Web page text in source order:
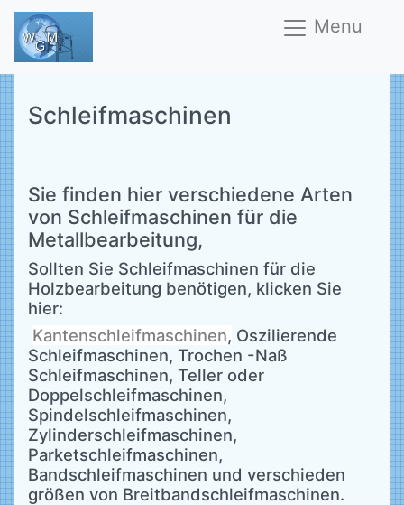
Menu
Schleifmaschinen
Sie finden hier verschiedene Arten
von Schleifmaschinen für die
Metallbearbeitung,
Sollten Sie Schleifmaschinen für die
Holzbearbeitung benötigen, klicken Sie
hier:
Kantenschleifmaschinen, Oszilierende
Schleifmaschinen, Trochen -Naß
Schleifmaschinen, Teller oder
Doppelschleifmaschinen,
Spindelschleifmaschinen,
Zylinderschleifmaschinen,
Parketschleifmaschinen,
Bandschleifmaschinen und verschieden
größen von Breitbandschleifmaschinen.